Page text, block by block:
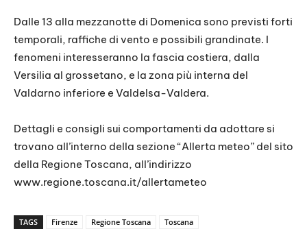
Dalle 13 alla mezzanotte di Domenica sono previsti forti
temporali, raffiche di vento e possibili grandinate. I
fenomeni interesseranno la fascia costiera, dalla
Versilia al grossetano, e la zona più interna del
Valdarno inferiore e Valdelsa-Valdera.
Dettagli e consigli sui comportamenti da adottare si
trovano all’interno della sezione “Allerta meteo” del sito
della Regione Toscana, all’indirizzo
www.regione.toscana.it/allertameteo
TAGS Firenze Regione Toscana Toscana